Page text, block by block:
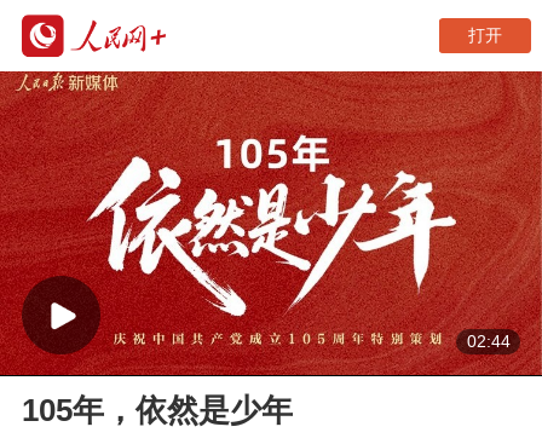
打开
02:44
105年，依然是少年